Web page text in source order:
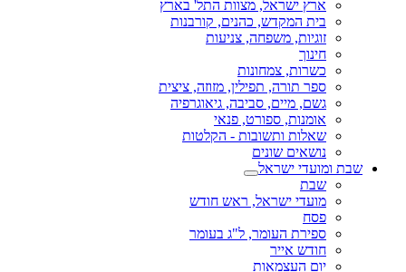
ארץ ישראל, מצוות התל' בארץ
בית המקדש, כהנים, קורבנות
זוגיות, משפחה, צניעות
חינוך
כשרות, צמחונות
ספר תורה, תפילין, מזוזה, ציצית
גשם, מיים, סביבה, גיאוגרפיה
אומנות, ספורט, פנאי
שאלות ותשובות - הקלטות
נושאים שונים
שבת ומועדי ישראל
שבת
מועדי ישראל, ראש חודש
פסח
ספירת העומר, ל"ג בעומר
חודש אייר
יום העצמאות